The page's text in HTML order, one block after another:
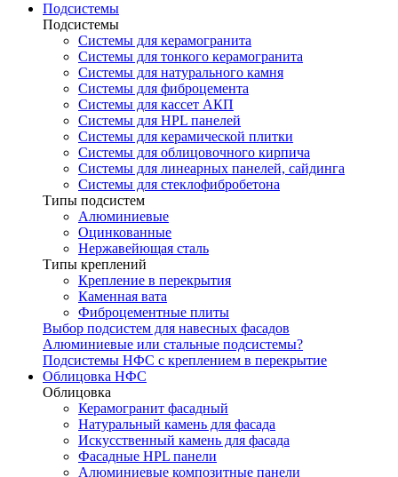
Подсистемы
Подсистемы
Системы для керамогранита
Системы для тонкого керамогранита
Системы для натурального камня
Системы для фиброцемента
Системы для кассет АКП
Системы для HPL панелей
Системы для керамической плитки
Системы для облицовочного кирпича
Системы для линеарных панелей, сайдинга
Системы для стеклофибробетона
Типы подсистем
Алюминиевые
Оцинкованные
Нержавейющая сталь
Типы креплений
Крепление в перекрытия
Каменная вата
Фиброцементные плиты
Выбор подсистем для навесных фасадов
Алюминиевые или стальные подсистемы?
Подсистемы НФС с креплением в перекрытие
Облицовка НФС
Облицовка
Керамогранит фасадный
Натуральный камень для фасада
Искусственный камень для фасада
Фасадные HPL панели
Алюминиевые композитные панели